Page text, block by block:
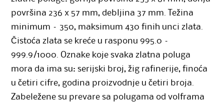
površina 236 x 57 mm, debljina 37 mm. Težina
minimum – 350, maksimum 430 finih unci zlata.
Čistoća zlata se kreće u rasponu 995.0 –
999.9/1000. Oznake koje svaka zlatna poluga
mora da ima su: serijski broj, žig rafinerije, finoća
u četiri cifre, godina proizvodnje u četiri broja.
Zabeležene su prevare sa polugama od volframa